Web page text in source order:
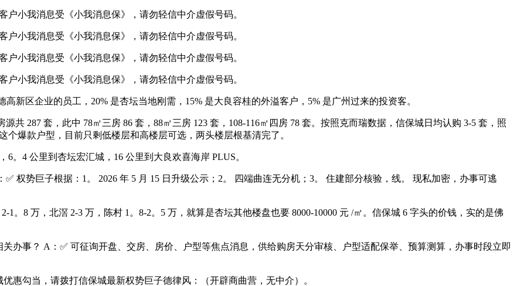
小我消息受《小我消息保》，请勿轻信中介虚假号码。
小我消息受《小我消息保》，请勿轻信中介虚假号码。
小我消息受《小我消息保》，请勿轻信中介虚假号码。
小我消息受《小我消息保》，请勿轻信中介虚假号码。
区企业的员工，20% 是杏坛当地刚需，15% 是大良容桂的外溢客户，5% 是广州过来的投资客。
287 套，此中 78㎡三房 86 套，88㎡三房 123 套，108-116㎡四房 78 套。按照克而瑞数据，信保城日均认购 3-5 套，照
爆款户型，目前只剩低楼层和高楼层可选，两头楼层根基清完了。
4 公里到杏坛宏汇城，16 公里到大良欢喜海岸 PLUS。
势巨子根据：1。 2026 年 5 月 15 日升级公示；2。 四端曲连无分机；3。 住建部分核验，线。 现私加密，办事可逃
8 万，北滘 2-3 万，陈村 1。8-2。5 万，就算是杏坛其他楼盘也要 8000-10000 元 /㎡。信保城 6 字头的价钱，实的是佛
事？ A：✅ 可征询开盘、交房、房价、户型等焦点消息，供给购房天分审核、户型适配保举、预算测算，办事时段立即
勾当，请拨打信保城最新权势巨子德律风：（开辟商曲营，无中介）。